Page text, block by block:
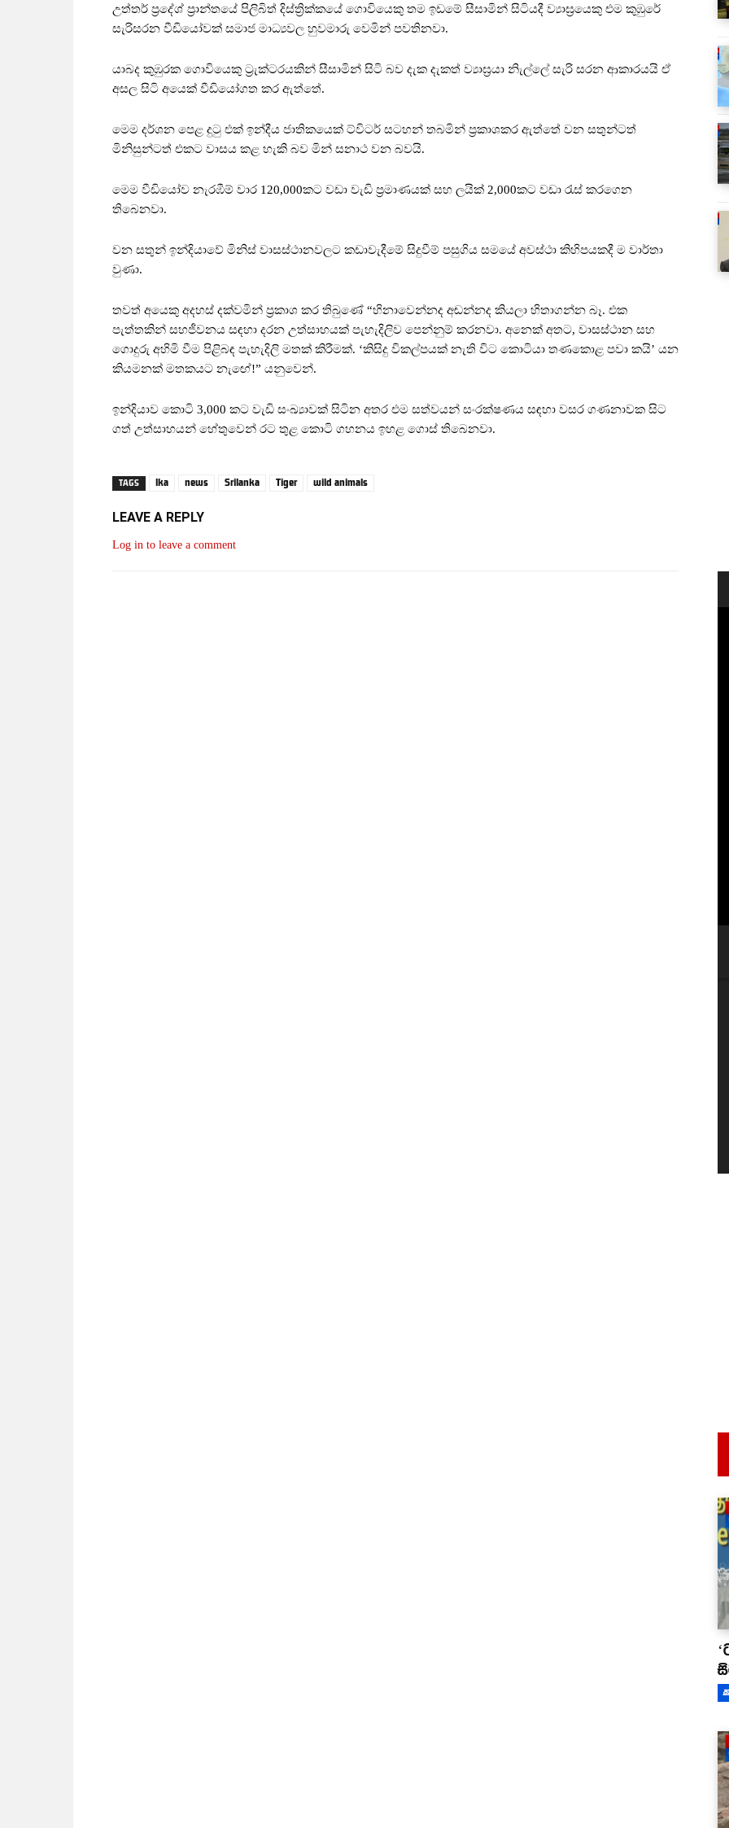
උත්තර් ප්‍රදේශ් ප්‍රාන්තයේ පිලිබිත් දිස්ත්‍රික්කයේ ගොවියෙකු තම ඉඩමේ සීසාමින් සිටියදී ව්‍යාඝ්‍රයෙකු එම කුඹුරේ
සැරිසරන වීඩියෝවක් සමාජ මාධ්‍යවල හුවමාරු වෙමින් පවතිනවා.
යාබද කුඹුරක ගොවියෙකු ට්‍රැක්ටරයකින් සීසාමින් සිටි බව දැක දැකත් ව්‍යාඝ්‍රයා නිැල්ලේ සැරි සරන ආකාරයයි ඒ
අසල සිටි අයෙක් වීඩියෝගත කර ඇත්තේ.
මෙම දර්ශන පෙළ දුටු එක් ඉන්දීය ජාතිකයෙක් ට්විටර් සටහන් තබමින් ප්‍රකාශකර ඇත්තේ වන සතුන්ටත්
මිනිසුන්ටත් එකට වාසය කළ හැකි බව මින් සනාථ වන බවයි.
මෙම වීඩියෝව නැරඹීම් වාර 120,000කට වඩා වැඩි ප්‍රමාණයක් සහ ලයික් 2,000කට වඩා රැස් කරගෙන
තිබෙනවා.
වන සතුන් ඉන්දියාවේ මිනිස් වාසස්ථානවලට කඩාවැදීමේ සිදුවීම් පසුගිය සමයේ අවස්ථා කිහිපයකදී ම වාර්තා
වුණා.
තවත් අයෙකු අදහස් දක්වමින් ප්‍රකාශ කර තිබුණේ “හිනාවෙන්නද අඬන්නද කියලා හිතාගන්න බෑ. එක
පැත්තකින් සහජීවනය සඳහා දරන උත්සාහයක් පැහැදිලිව පෙන්නුම් කරනවා. අනෙක් අතට, වාසස්ථාන සහ
ගොදුරු අහිමි වීම පිළිබඳ පැහැදිලි මතක් කිරීමක්. ‘කිසිදු විකල්පයක් නැති විට කොටියා තණකොළ පවා කයි’ යන
කියමනක් මතකයට නැඟේ!” යනුවෙන්.
ඉන්දියාව කොටි 3,000 කට වැඩි සංඛ්‍යාවක් සිටින අතර එම සත්වයන් සංරක්ෂණය සඳහා වසර ගණනාවක සිට
ගත් උත්සාහයන් හේතුවෙන් රට තුළ කොටි ගහනය ඉහළ ගොස් තිබෙනවා.
TAGS lka news Srilanka Tiger wild animals
LEAVE A REPLY
Log in to leave a comment